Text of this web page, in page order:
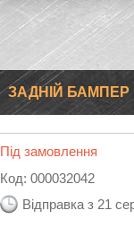
ЗАДНІЙ БАМПЕР
Під замовлення
Код: 000032042
Відправка з 21